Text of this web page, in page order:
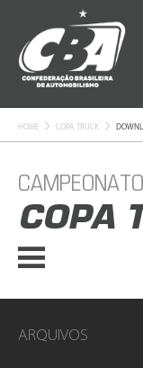
HOME COPA TRUCK
COPA
ARQUIVOS